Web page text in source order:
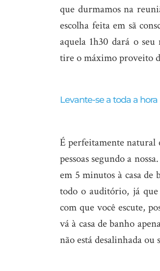
que durmamos na
escolha feita em sã
aquela 1h30 dará o
tire o máximo proveito
Levante-se a toda a
É perfeitamente natural
pessoas segundo a
em 5 minutos à casa de
todo o auditório, já
com que você escute,
vá à casa de banho
não está desalinhada ou